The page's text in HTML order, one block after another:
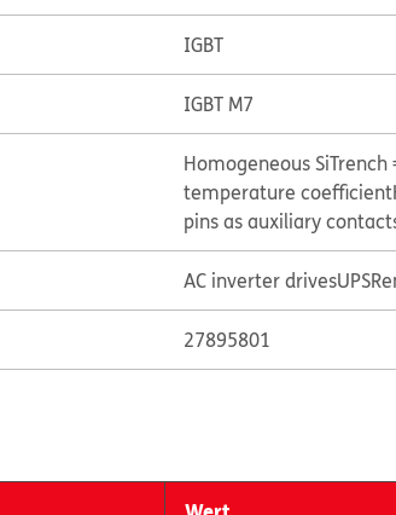
IGBT
IGBT M7
Homogeneous SiTrench
temperature coefficient
pins as auxiliary
AC inverter drivesUPS
27895801